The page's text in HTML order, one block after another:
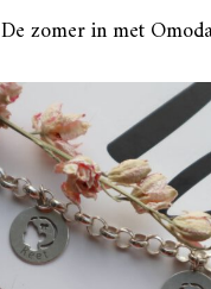
De zomer in met